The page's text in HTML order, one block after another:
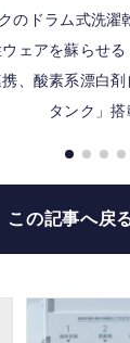
のドラム式洗濯
ェアを蘇らせ
、酸素系漂白
タンク」搭
この記事へ戻